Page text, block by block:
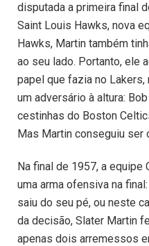
disputada a primeira final
Saint Louis Hawks, nova
Hawks, Martin também
ao seu lado. Portanto, ele
papel que fazia no Lakers,
um adversário à altura:
cestinhas do Boston
Mas Martin conseguiu ser
Na final de 1957, a equipe
uma arma ofensiva na
saiu do seu pé, ou neste
da decisão, Slater Martin
apenas dois arremessos